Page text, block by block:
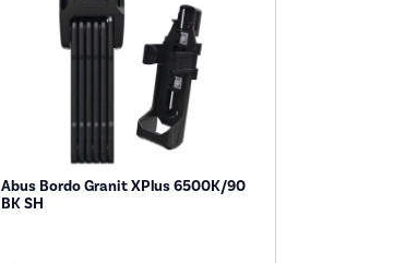
Abus Bordo Granit XPlus 6500K/90
BK SH